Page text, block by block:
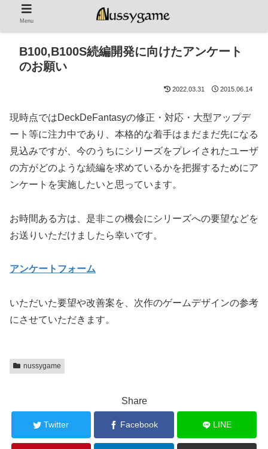
B100,B100S続編開発に向けたアンケート
のお願い
2022.03.31 2015.06.14
現時点ではDeckDeFantasyの修正・対応・大型アップデ
ート等に注力中であり、本格的な着手はまだまだ先になる
見込みですが、今のうちにシリーズをプレイされたユーザ
の方がどのような続編を求めているかを把握するためにア
ンケートを実施したいと思っています。
お時間ある方は、是非この機会にシリーズへの要望などを
お送りいただけましたら幸いです。
アンケートフォーム
いただいた要望や改善案を、次作のゲームデザインの参考
にさせていただきます。
nussygame
Share
Twitter Facebook LINE
Menu